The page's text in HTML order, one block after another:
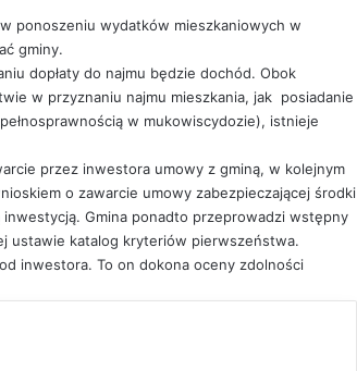
ponoszeniu wydatków mieszkaniowych w
gminy.
dopłaty do najmu będzie dochód. Obok
w przyznaniu najmu mieszkania, jak posiadanie
w mukowiscydozie), istnieje
przez inwestora umowy z gminą, w kolejnym
o zawarcie umowy zabezpieczającej środki
inwestycją. Gmina ponadto przeprowadzi wstępny
ustawie katalog kryteriów pierwszeństwa.
inwestora. To on dokona oceny zdolności